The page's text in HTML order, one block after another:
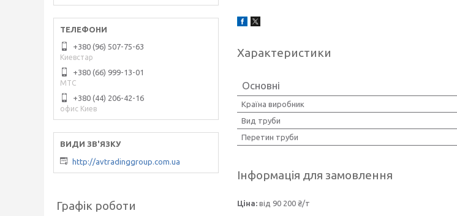
Характеристики
Основні
Країна виробник
Вид труби
Перетин труби
Інформація для замовлення
Ціна: від 90 200 ₴/т
+380 (96) 507-75-63
Киевстар
+380 (66) 999-13-01
МТС
+380 (44) 206-42-16
офис Киев
http://avtradinggroup.com.ua
Графік роботи